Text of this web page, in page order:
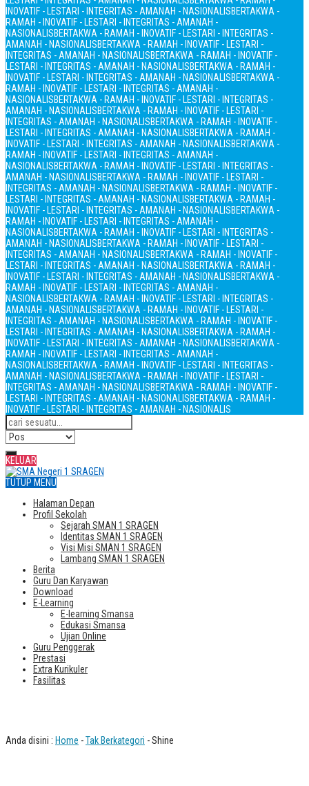
INOVATIF - LESTARI - INTEGRITAS - AMANAH - NASIONALISBERTAKWA -
RAMAH - INOVATIF - LESTARI - INTEGRITAS - AMANAH -
NASIONALISBERTAKWA - RAMAH - INOVATIF - LESTARI - INTEGRITAS -
AMANAH - NASIONALISBERTAKWA - RAMAH - INOVATIF - LESTARI -
INTEGRITAS - AMANAH - NASIONALISBERTAKWA - RAMAH - INOVATIF -
LESTARI - INTEGRITAS - AMANAH - NASIONALISBERTAKWA - RAMAH -
INOVATIF - LESTARI - INTEGRITAS - AMANAH - NASIONALISBERTAKWA -
RAMAH - INOVATIF - LESTARI - INTEGRITAS - AMANAH -
NASIONALISBERTAKWA - RAMAH - INOVATIF - LESTARI - INTEGRITAS -
AMANAH - NASIONALISBERTAKWA - RAMAH - INOVATIF - LESTARI -
INTEGRITAS - AMANAH - NASIONALISBERTAKWA - RAMAH - INOVATIF -
LESTARI - INTEGRITAS - AMANAH - NASIONALISBERTAKWA - RAMAH -
INOVATIF - LESTARI - INTEGRITAS - AMANAH - NASIONALISBERTAKWA -
RAMAH - INOVATIF - LESTARI - INTEGRITAS - AMANAH -
NASIONALISBERTAKWA - RAMAH - INOVATIF - LESTARI - INTEGRITAS -
AMANAH - NASIONALISBERTAKWA - RAMAH - INOVATIF - LESTARI -
INTEGRITAS - AMANAH - NASIONALISBERTAKWA - RAMAH - INOVATIF -
LESTARI - INTEGRITAS - AMANAH - NASIONALISBERTAKWA - RAMAH -
INOVATIF - LESTARI - INTEGRITAS - AMANAH - NASIONALISBERTAKWA -
RAMAH - INOVATIF - LESTARI - INTEGRITAS - AMANAH -
NASIONALISBERTAKWA - RAMAH - INOVATIF - LESTARI - INTEGRITAS -
AMANAH - NASIONALISBERTAKWA - RAMAH - INOVATIF - LESTARI -
INTEGRITAS - AMANAH - NASIONALISBERTAKWA - RAMAH - INOVATIF -
LESTARI - INTEGRITAS - AMANAH - NASIONALISBERTAKWA - RAMAH -
INOVATIF - LESTARI - INTEGRITAS - AMANAH - NASIONALISBERTAKWA -
RAMAH - INOVATIF - LESTARI - INTEGRITAS - AMANAH -
NASIONALISBERTAKWA - RAMAH - INOVATIF - LESTARI - INTEGRITAS -
AMANAH - NASIONALISBERTAKWA - RAMAH - INOVATIF - LESTARI -
INTEGRITAS - AMANAH - NASIONALISBERTAKWA - RAMAH - INOVATIF -
LESTARI - INTEGRITAS - AMANAH - NASIONALISBERTAKWA - RAMAH -
INOVATIF - LESTARI - INTEGRITAS - AMANAH - NASIONALISBERTAKWA -
RAMAH - INOVATIF - LESTARI - INTEGRITAS - AMANAH -
NASIONALISBERTAKWA - RAMAH - INOVATIF - LESTARI - INTEGRITAS -
AMANAH - NASIONALISBERTAKWA - RAMAH - INOVATIF - LESTARI -
INTEGRITAS - AMANAH - NASIONALISBERTAKWA - RAMAH - INOVATIF -
LESTARI - INTEGRITAS - AMANAH - NASIONALISBERTAKWA - RAMAH -
INOVATIF - LESTARI - INTEGRITAS - AMANAH - NASIONALIS
KELUAR
TUTUP MENU
Halaman Depan
Profil Sekolah
Sejarah SMAN 1 SRAGEN
Identitas SMAN 1 SRAGEN
Visi Misi SMAN 1 SRAGEN
Lambang SMAN 1 SRAGEN
Berita
Guru Dan Karyawan
Download
E-Learning
E-learning Smansa
Edukasi Smansa
Ujian Online
Guru Penggerak
Prestasi
Extra Kurikuler
Fasilitas
Anda disini : Home -Tak Berkategori - Shine